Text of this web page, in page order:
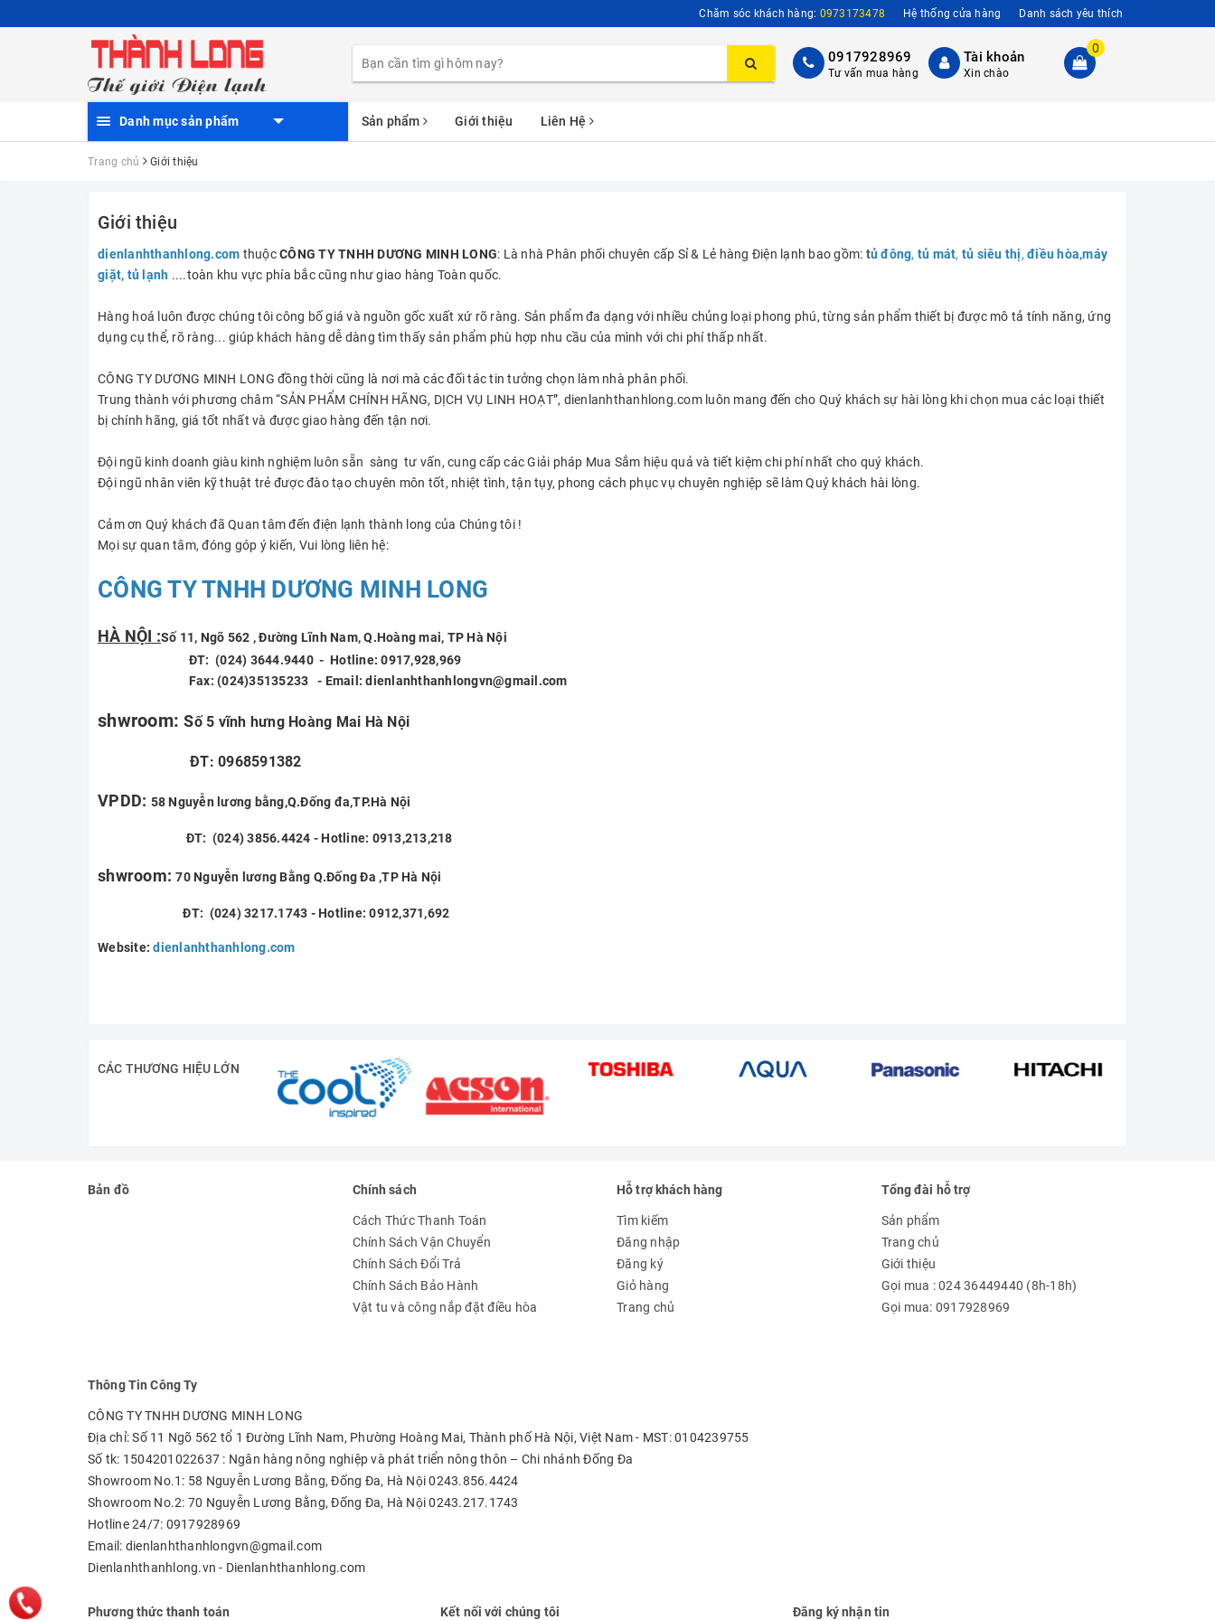
Chăm sóc khách hàng: 0973173478 Hệ thống cửa hàng Danh sách yêu thích
0917928969
Tư vấn mua hàng
Tài khoản
Xin chào
0
Danh mục sản phẩm Sản phẩm Giới thiệu Liên Hệ
Trang chủ Giới thiệu
Giới thiệu
dienlanhthanhlong.com thuộcCÔNG TY TNHH DƯƠNG MINH LONG: Là nhà Phân phối chuyên cấp Sỉ & Lẻ hàng Điện lạnh bao gồm: tủ đông, tủ mát, tủ siêu thị, điều hòa,máy
giặt, tủ lạnh ....toàn khu vực phía bắc cũng như giao hàng Toàn quốc.
Hàng hoá luôn được chúng tôi công bố giá và nguồn gốc xuất xứ rõ ràng. Sản phẩm đa dạng với nhiều chủng loại phong phú, từng sản phẩm thiết bị được mô tả tính năng, ứng
dụng cụ thể, rõ ràng... giúp khách hàng dễ dàng tìm thấy sản phẩm phù hợp nhu cầu của mình với chi phí thấp nhất.
CÔNG TY DƯƠNG MINH LONG đồng thời cũng là nơi mà các đối tác tin tưởng chọn làm nhà phân phối.
Trung thành với phương châm “SẢN PHẨM CHÍNH HÃNG, DỊCH VỤ LINH HOẠT”, dienlanhthanhlong.com luôn mang đến cho Quý khách sự hài lòng khi chọn mua các loại thiết
bị chính hãng, giá tốt nhất và được giao hàng đến tận nơi.
Đội ngũ kinh doanh giàu kinh nghiệm luôn sẵn sàng tư vấn, cung cấp các Giải pháp Mua Sắm hiệu quả và tiết kiệm chi phí nhất cho quý khách.
Đội ngũ nhân viên kỹ thuật trẻ được đào tạo chuyên môn tốt, nhiệt tình, tận tụy, phong cách phục vụ chuyên nghiệp sẽ làm Quý khách hài lòng.
Cảm ơn Quý khách đã Quan tâm đến điện lạnh thành long của Chúng tôi !
Mọi sự quan tâm, đóng góp ý kiến, Vui lòng liên hệ:
CÔNG TY TNHH DƯƠNG MINH LONG
HÀ NỘI :Số 11, Ngõ 562 , Đường Lĩnh Nam, Q.Hoàng mai, TP Hà Nội
ĐT: (024) 3644.9440 - Hotline: 0917,928,969
Fax: (024)35135233 - Email: dienlanhthanhlongvn@gmail.com
shwroom:Số 5 vĩnh hưng Hoàng Mai Hà Nội
ĐT: 0968591382
VPDD: 58 Nguyễn lương bằng,Q.Đống đa,TP.Hà Nội
ĐT: (024) 3856.4424 - Hotline: 0913,213,218
shwroom:70 Nguyễn lương Bằng Q.Đống Đa ,TP Hà Nội
ĐT: (024) 3217.1743 - Hotline: 0912,371,692
Website:dienlanhthanhlong.com
CÁC THƯƠNG HIỆU LỚN
Bản đồ Chính sách
Cách Thức Thanh Toán
Chính Sách Vận Chuyển
Chính Sách Đổi Trả
Chính Sách Bảo Hành
Vật tu và công nắp đặt điều hòa
Hỗ trợ khách hàng
Tìm kiếm
Đăng nhập
Đăng ký
Giỏ hàng
Trang chủ
Tổng đài hỗ trợ
Sản phẩm
Trang chủ
Giới thiệu
Gọi mua : 024 36449440 (8h-18h)
Gọi mua: 0917928969
Thông Tin Công Ty
CÔNG TY TNHH DƯƠNG MINH LONG
Địa chỉ: Số 11 Ngõ 562 tổ 1 Đường Lĩnh Nam, Phường Hoàng Mai, Thành phố Hà Nội, Việt Nam - MST: 0104239755
Số tk: 1504201022637 : Ngân hàng nông nghiệp và phát triển nông thôn – Chi nhánh Đống Đa
Showroom No.1: 58 Nguyễn Lương Bằng, Đống Đa, Hà Nội 0243.856.4424
Showroom No.2: 70 Nguyễn Lương Bằng, Đống Đa, Hà Nội 0243.217.1743
Hotline 24/7: 0917928969
Email: dienlanhthanhlongvn@gmail.com
Dienlanhthanhlong.vn - Dienlanhthanhlong.com
Phương thức thanh toán Kết nối với chúng tôi Đăng ký nhận tin